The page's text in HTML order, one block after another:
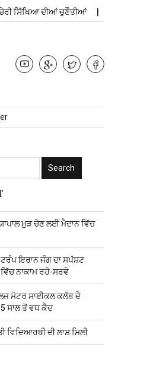
ਦੀਆਂ ਚੁਣੌਤੀਆਂ
ਮੁੜ ਚੋਣ ਲਈ ਮੈਦਾਨ ਵਿੱਚ
ਟਰੰਪ ਇਰਾਨ ਜੰਗ ਦਾ ਸਪੱਸ਼ਟ
ਨਾਕਾਮ ਰਹੇ-ਸਰਵੇ
ਮੋਟਰ ਸਾਈਕਲ ਕਲੱਬ ਦੇ
ਸਾਲ ਤੋਂ ਵਧ ਕੈਦ
ਵਿਦਿਆਰਥੀ ਦੀ ਲਾਸ਼ ਮਿਲੀ